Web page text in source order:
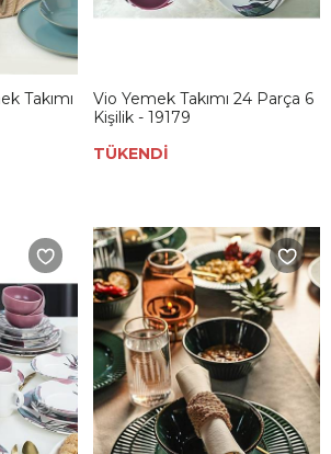
Takımı
Vio Yemek Takımı 24 Parça 6
Kişilik - 19179
TÜKENDİ